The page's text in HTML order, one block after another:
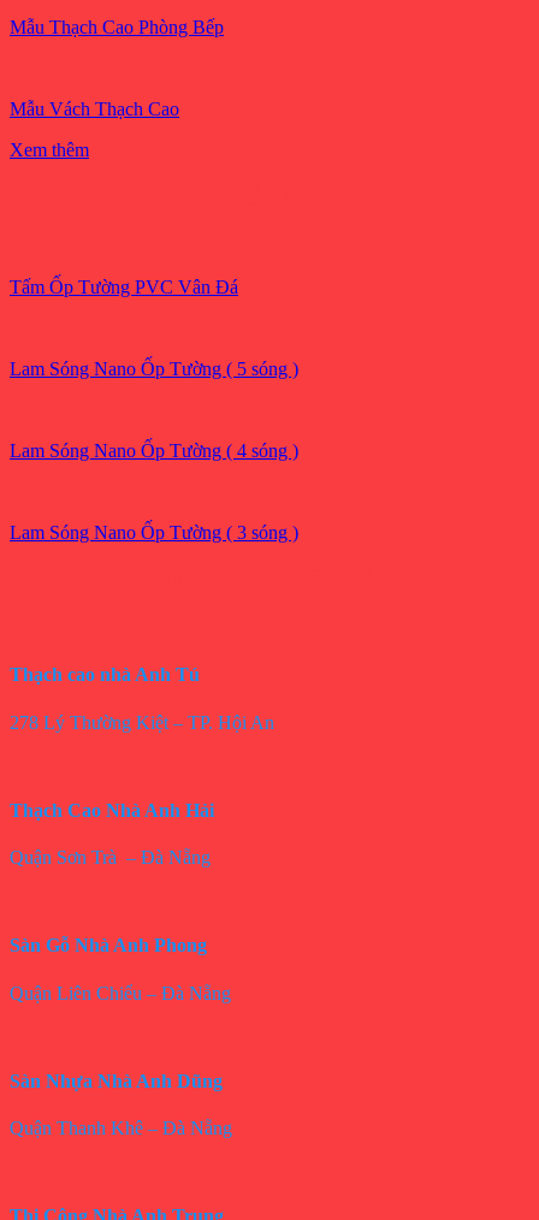
Mẫu Thạch Cao Phòng Bếp
Mẫu Vách Thạch Cao
Xem thêm
Tấm Ốp Tường PVC Vân Đá
Lam Sóng Nano Ốp Tường ( 5 sóng )
Lam Sóng Nano Ốp Tường ( 4 sóng )
Lam Sóng Nano Ốp Tường ( 3 sóng )
Thạch cao nhà Anh Tú
278 Lý Thường Kiệt – TP. Hội An
Thạch Cao Nhà Anh Hải
Quận Sơn Trà – Đà Nẵng
Sàn Gỗ Nhà Anh Phong
Quận Liên Chiểu – Đà Nẵng
Sàn Nhựa Nhà Anh Dũng
Quận Thanh Khê – Đà Nẵng